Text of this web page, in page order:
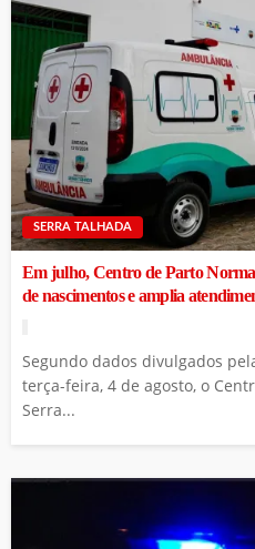
SERRA TALHADA
Em julho, Centro de Parto
de nascimentos e amplia
Segundo dados divulgados
terça-feira, 4 de agosto, o
Serra...